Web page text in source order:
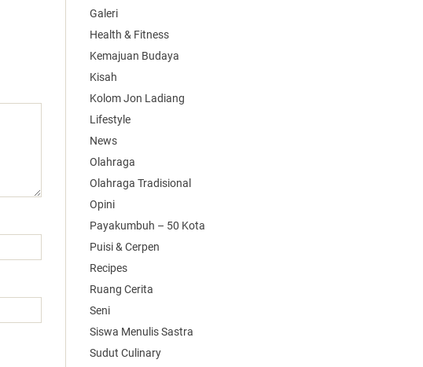
Galeri
Health & Fitness
Kemajuan Budaya
Kisah
Kolom Jon Ladiang
Lifestyle
News
Olahraga
Olahraga Tradisional
Opini
Payakumbuh – 50 Kota
Puisi & Cerpen
Recipes
Ruang Cerita
Seni
Siswa Menulis Sastra
Sudut Culinary